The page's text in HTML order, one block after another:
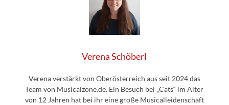
Verena Schöberl
Verena verstärkt von Oberösterreich aus seit 2024 das
Team von Musicalzone.de. Ein Besuch bei „Cats“ im Alter
von 12 Jahren hat bei ihr eine große Musicalleidenschaft